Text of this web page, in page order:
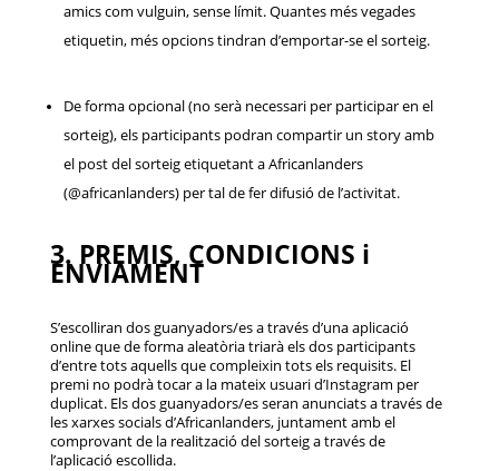
amics com vulguin, sense límit. Quantes més vegades
etiquetin, més opcions tindran d’emportar-se el sorteig.
De forma opcional (no serà necessari per participar en el
sorteig), els participants podran compartir un story amb
el post del sorteig etiquetant a Africanlanders
(@africanlanders) per tal de fer difusió de l’activitat.
3. PREMIS, CONDICIONS i
ENVIAMENT
S’escolliran dos guanyadors/es a través d’una aplicació
online que de forma aleatòria triarà els dos participants
d’entre tots aquells que compleixin tots els requisits. El
premi no podrà tocar a la mateix usuari d’Instagram per
duplicat. Els dos guanyadors/es seran anunciats a través de
les xarxes socials d’Africanlanders, juntament amb el
comprovant de la realització del sorteig a través de
l’aplicació escollida.